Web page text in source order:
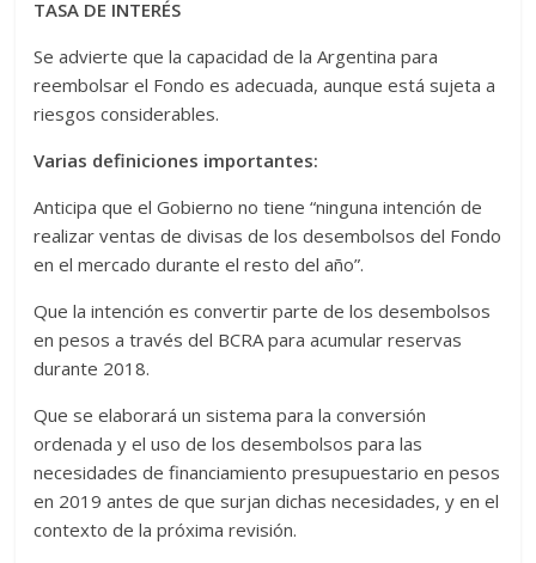
TASA DE INTERÉS
Se advierte que la capacidad de la Argentina para
reembolsar el Fondo es adecuada, aunque está sujeta a
riesgos considerables.
Varias definiciones importantes:
Anticipa que el Gobierno no tiene “ninguna intención de
realizar ventas de divisas de los desembolsos del Fondo
en el mercado durante el resto del año”.
Que la intención es convertir parte de los desembolsos
en pesos a través del BCRA para acumular reservas
durante 2018.
Que se elaborará un sistema para la conversión
ordenada y el uso de los desembolsos para las
necesidades de financiamiento presupuestario en pesos
en 2019 antes de que surjan dichas necesidades, y en el
contexto de la próxima revisión.